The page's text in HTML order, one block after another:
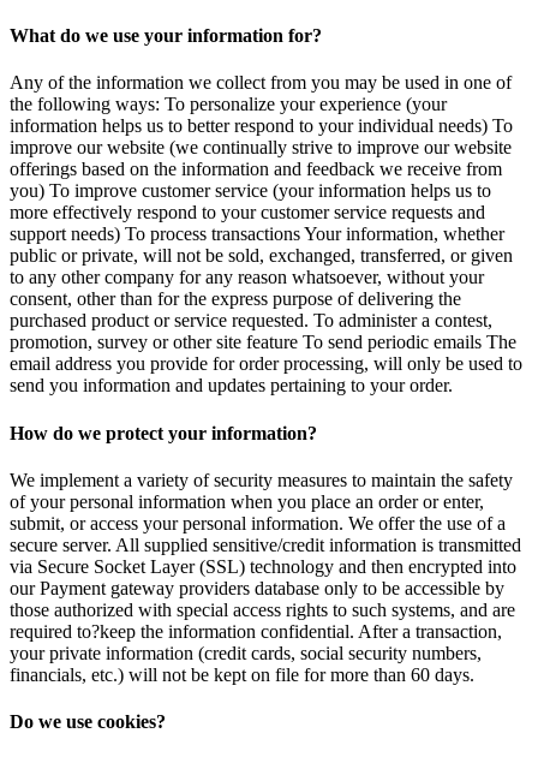
What do we use your information for?
Any of the information we collect from you may be used in one of
the following ways: To personalize your experience (your
information helps us to better respond to your individual needs) To
improve our website (we continually strive to improve our website
offerings based on the information and feedback we receive from
you) To improve customer service (your information helps us to
more effectively respond to your customer service requests and
support needs) To process transactions Your information, whether
public or private, will not be sold, exchanged, transferred, or given
to any other company for any reason whatsoever, without your
consent, other than for the express purpose of delivering the
purchased product or service requested. To administer a contest,
promotion, survey or other site feature To send periodic emails The
email address you provide for order processing, will only be used to
send you information and updates pertaining to your order.
How do we protect your information?
We implement a variety of security measures to maintain the safety
of your personal information when you place an order or enter,
submit, or access your personal information. We offer the use of a
secure server. All supplied sensitive/credit information is transmitted
via Secure Socket Layer (SSL) technology and then encrypted into
our Payment gateway providers database only to be accessible by
those authorized with special access rights to such systems, and are
required to?keep the information confidential. After a transaction,
your private information (credit cards, social security numbers,
financials, etc.) will not be kept on file for more than 60 days.
Do we use cookies?